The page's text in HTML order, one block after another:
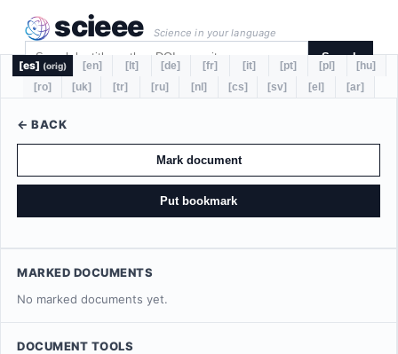
scieee Science in your language
Search
[es] (orig) [en] [lt] [de] [fr] [it] [pt] [pl]
[hu]
[ro]
[uk] [tr] [ru] [nl] [cs] [sv] [el] [ar]
← BACK
Mark document
Put bookmark
MARKED DOCUMENTS
No marked documents yet.
DOCUMENT TOOLS